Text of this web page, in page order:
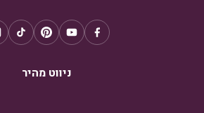
ניווט מהיר